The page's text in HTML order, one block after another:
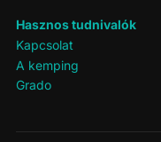
Hasznos tudnivalók
Kapcsolat
A kemping
Grado